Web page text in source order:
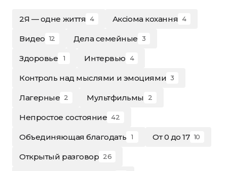
2Я — одне життя 4 Аксіома кохання 4
Видео 12 Дела семейные 3
Здоровье 1 Интервью 4
Контроль над мыслями и эмоциями 3
Лагерные 2 Мультфильмы 2
Непростое состояние 42
Объединяющая благодать 1 От 0 до 17 10
Открытый разговор 26